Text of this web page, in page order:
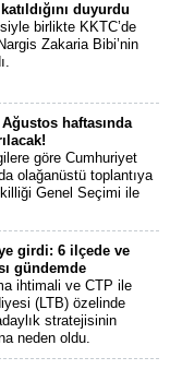
duyurdu
birlikte KKTC’de
Zakaria Bibi’nin
haftasında
göre Cumhuriyet
olağanüstü toplantıya
Genel Seçimi ile
girdi: 6 ilçede ve
gündemde
ihtimali ve CTP ile
(LTB) özelinde
stratejisinin
neden oldu.